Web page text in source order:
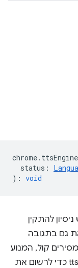
chrome. ttsEngine
status :
) : void
להתקין
גם בתגובה
קול, המנוע
צריך גם לקרוא ל-ttsEngine.updateVoices כדי לרשום את